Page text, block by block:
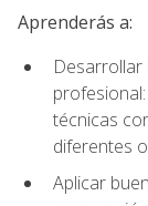
Aprenderás a:
Desarrollar
técnicas
diferentes
Aplicar